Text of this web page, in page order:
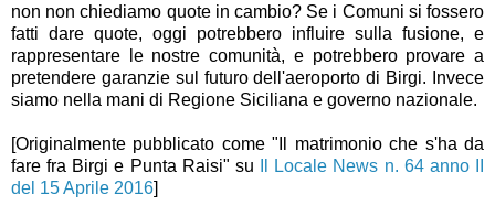
non non chiediamo quote in cambio? Se i Comuni si fossero
fatti dare quote, oggi potrebbero influire sulla fusione, e
rappresentare le nostre comunità, e potrebbero provare a
pretendere garanzie sul futuro dell'aeroporto di Birgi. Invece
siamo nella mani di Regione Siciliana e governo nazionale.
[Originalmente pubblicato come "Il matrimonio che s'ha da
fare fra Birgi e Punta Raisi" su
Il Locale News n. 64 anno II
del 15 Aprile 2016]